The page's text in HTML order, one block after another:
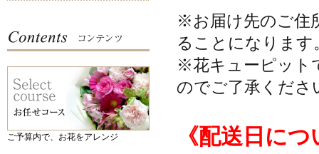
※お届け先のご住
ることになります
※花キューピット
のでご了承くださ
《配送日に
ご予算内で、お花をアレンジ